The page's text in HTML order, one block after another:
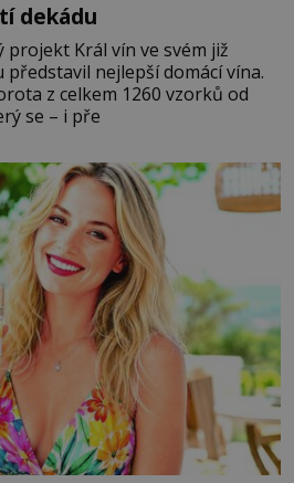
dekádu
projekt Král vín ve svém již
nejlepší domácí vína.
z celkem 1260 vzorků od
který se – i pře